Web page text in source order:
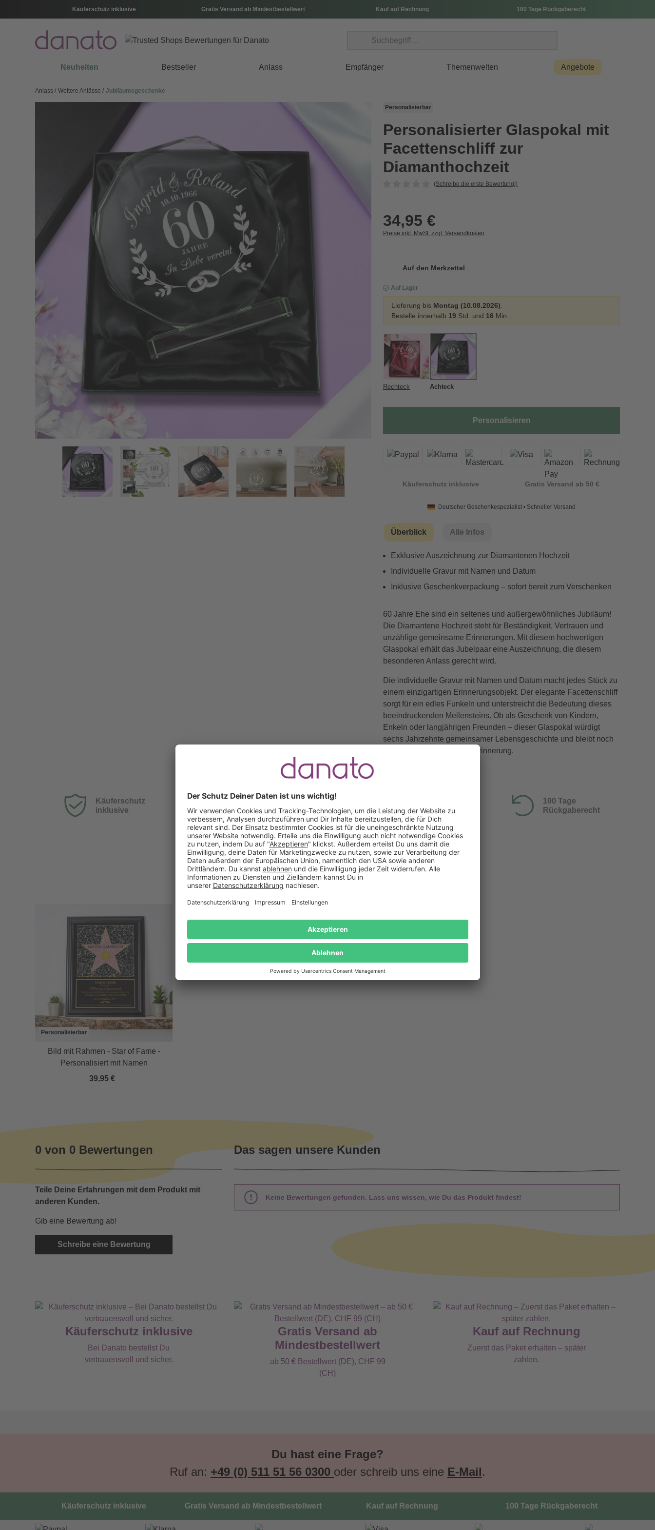
Käuferschutz inklusive Gratis Versand ab Mindestbestellwert Kauf auf Rechnung 100 Tage Rückgaberecht
Neuheiten Bestseller Anlass Empfänger Themenwelten Angebote
Anlass Weitere Anlässe Jubiläumsgeschenke
Zurück
Personalisierbar
Personalisierter Glaspokal mit
Facettenschliff zur
Diamanthochzeit
(Schreibe die erste Bewertung!)
34,95 €
Preise inkl. MwSt. zzgl. Versandkosten
Auf den Merkzettel
Auf Lager
Lieferung bis Montag (10.08.2026)
Bestelle innerhalb 19 Std. und 16 Min.
Rechteck Achteck
Personalisieren
Käuferschutz inklusive Gratis Versand ab 50 €
Deutscher Geschenkespezialist • Schneller Versand
Überblick Alle Infos
Exklusive Auszeichnung zur Diamantenen Hochzeit
Individuelle Gravur mit Namen und Datum
Inklusive Geschenkverpackung – sofort bereit zum Verschenken
60 Jahre Ehe sind ein seltenes und außergewöhnliches Jubiläum!
Die Diamantene Hochzeit steht für Beständigkeit, Vertrauen und
unzählige gemeinsame Erinnerungen. Mit diesem hochwertigen
Glaspokal erhält das Jubelpaar eine Auszeichnung, die diesem
besonderen Anlass gerecht wird.
Die individuelle Gravur mit Namen und Datum macht jedes Stück zu
einem einzigartigen Erinnerungsobjekt. Der elegante Facettenschliff
sorgt für ein edles Funkeln und unterstreicht die Bedeutung dieses
beeindruckenden Meilensteins. Ob als Geschenk von Kindern,
Enkeln oder langjährigen Freunden – dieser Glaspokal würdigt
sechs Jahrzehnte gemeinsamer Lebensgeschichte und bleibt noch
viele Jahre eine wertvolle Erinnerung.
Käuferschutz
inklusive
Gratis Versand ab
Mindestbestellwert
Rechnung
100 Tage
Rückgaberecht
Das könnte Dir auch gefallen
Personalisierbar
Bild mit Rahmen - Star of Fame -
Personalisiert mit Namen
39,95 €
0 von 0 Bewertungen
Teile Deine Erfahrungen mit dem Produkt mit
anderen Kunden.
Gib eine Bewertung ab!
Schreibe eine Bewertung
Das sagen unsere Kunden
Keine Bewertungen gefunden. Lass uns wissen, wie Du das Produkt findest!
Käuferschutz inklusive
Bei Danato bestellst Du
vertrauensvoll und sicher.
Gratis Versand ab
Mindestbestellwert
ab 50 € Bestellwert (DE), CHF 99
(CH)
Kauf auf Rechnung
Zuerst das Paket erhalten – später
zahlen.
Du hast eine Frage?
Ruf an: +49 (0) 511 51 56 0300 oder schreib uns eine E-Mail.
Käuferschutz inklusive Gratis Versand ab Mindestbestellwert Kauf auf Rechnung 100 Tage Rückgaberecht